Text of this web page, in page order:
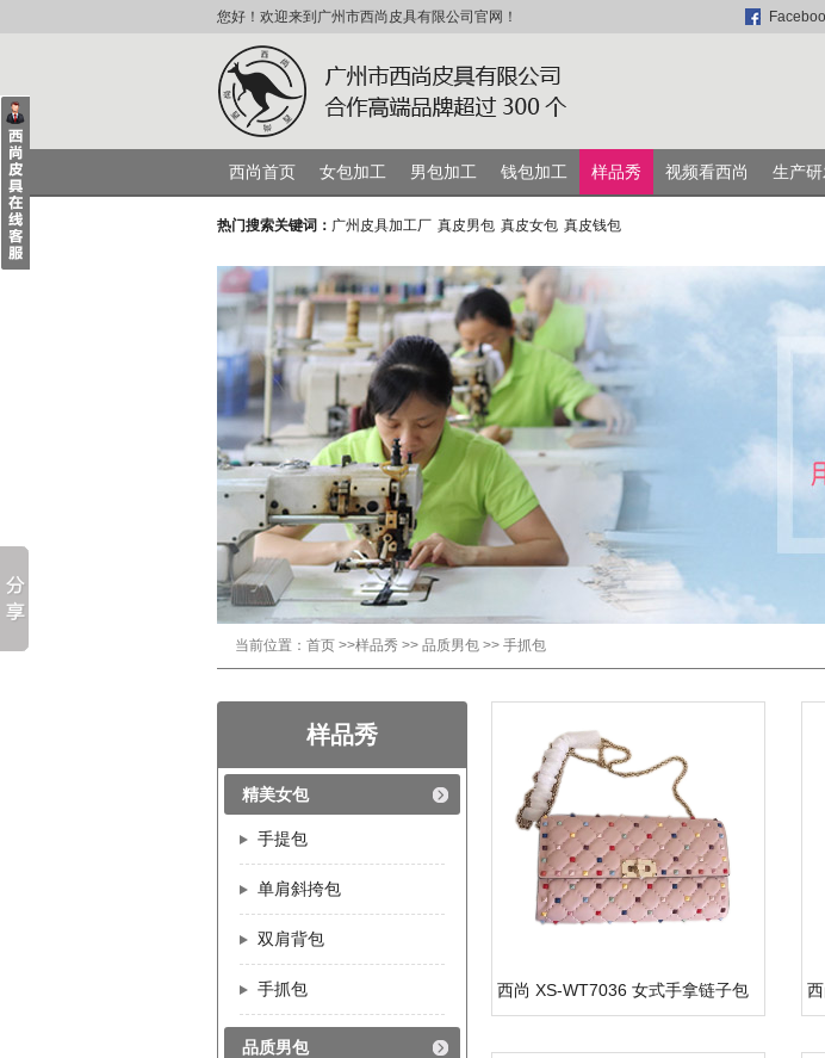
您好！欢迎来到广州市西尚皮具有限公司官网！
西尚首页 女包加工 男包加工 钱包加工 样品秀 视频看西尚 生产
热门搜索关键词： 广州皮具加工厂 真皮男包 真皮女包 真皮钱包
当前位置： 首页 >>样品秀 >> 品质男包 >> 手抓包
样品秀
精美女包
手提包
单肩斜挎包
双肩背包
手抓包
品质男包
西尚 XS-WT7036 女式手拿链子包